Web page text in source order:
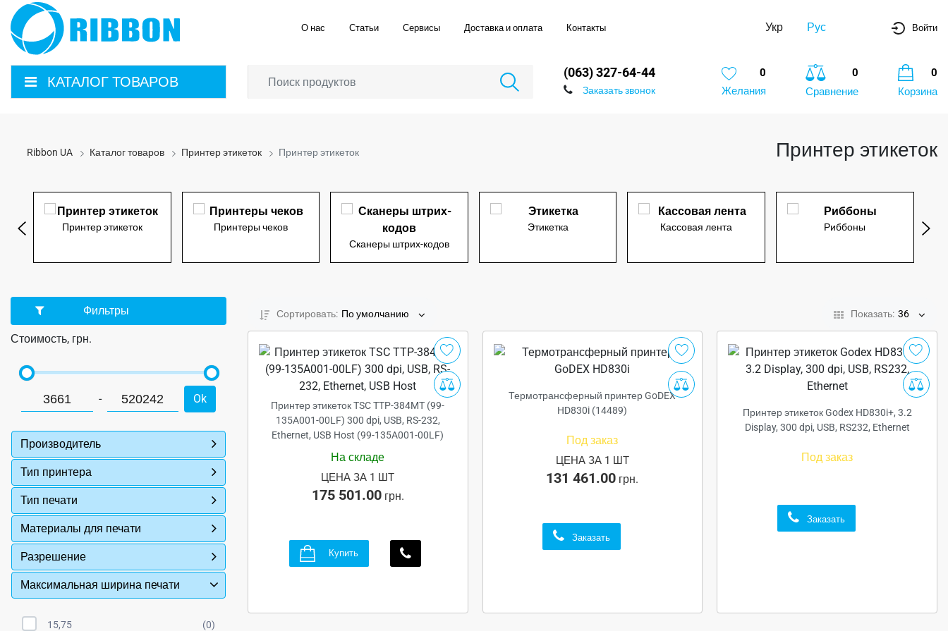
О нас Статьи Сервисы Доставка и оплата Контакты Укр Рус Войти
КАТАЛОГ ТОВАРОВ
(063) 327-64-44
Заказать звонок
0
Желания
0
Сравнение
0
Корзина
Ribbon UA Каталог товаров Принтер этикеток Принтер этикеток Принтер этикеток
Принтер этикеток
Принтеры чеков
Сканеры штрих-кодов
Этикетка Кассовая лента Риббоны
Фильтры
Стоимость, грн.
- Ok
Производитель
Тип принтера
Тип печати
Материалы для печати
Разрешение
Максимальная ширина печати
15,75
(0)
Сортировать: По умолчанию Показать: 36
Принтер этикеток TSC TTP-384MT (99-
135A001-00LF) 300 dpi, USB, RS-232,
Ethernet, USB Host (99-135A001-00LF)
На складе
175 501.00грн.
ЦЕНА ЗА 1 ШТ
Купить
Термотрансферный принтер GoDEX
HD830i (14489)
Под заказ
131 461.00 грн.
ЦЕНА ЗА 1 ШТ
Заказать
Принтер этикеток Godex HD830i+, 3.2
Display, 300 dpi, USB, RS232, Ethernet
Под заказ
Заказать